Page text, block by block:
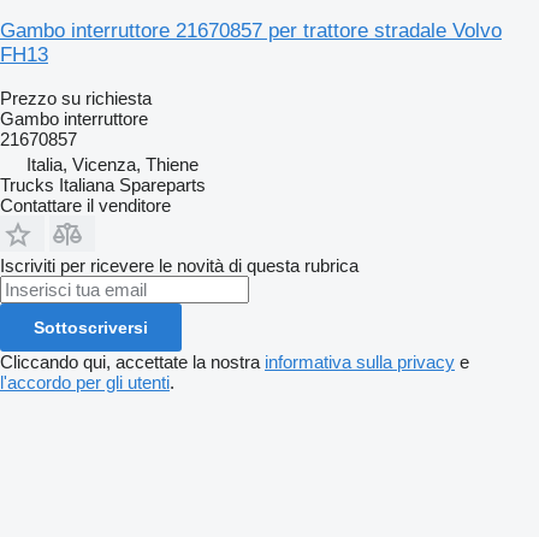
Gambo interruttore 21670857 per trattore stradale Volvo
FH13
Prezzo su richiesta
Gambo interruttore
21670857
Italia, Vicenza, Thiene
Trucks Italiana Spareparts
Contattare il venditore
Iscriviti per ricevere le novità di questa rubrica
Sottoscriversi
Cliccando qui, accettate la nostra informativa sulla privacy e
l'accordo per gli utenti.